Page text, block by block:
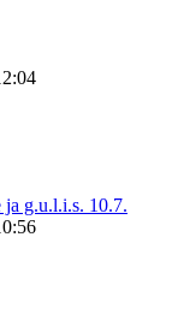
g.u.l.i.s. 10.7.